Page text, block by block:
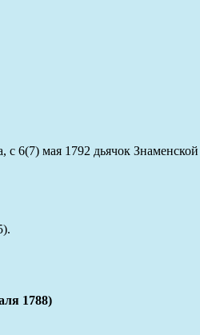
6(7) мая 1792 дьячок
1788)